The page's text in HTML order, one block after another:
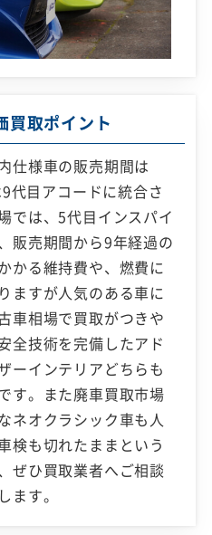
買取ポイント
仕様車の販売期間は
代目アコードに統合さ
では、5代目インスパイ
販売期間から9年経過の
かる維持費や、燃費に
ますが人気のある車に
車相場で買取がつきや
全技術を完備したアド
ーインテリアどちらも
す。また廃車買取市場
ネオクラシック車も人
検も切れたままという
ぜひ買取業者へご相談
ます。